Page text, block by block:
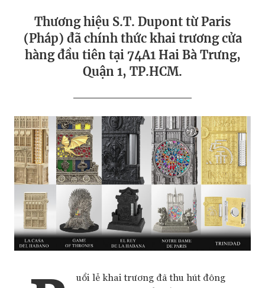
Thương hiệu S.T. Dupont từ Paris
(Pháp) đã chính thức khai trương cửa
hàng đầu tiên tại 74A1 Hai Bà Trưng,
Quận 1, TP.HCM.
uổi lễ khai trương đã thu hút đông